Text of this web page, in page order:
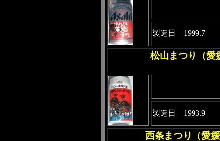
製造日 1999.7
松山まつり（愛
製造日 1993.9
西条まつり（愛